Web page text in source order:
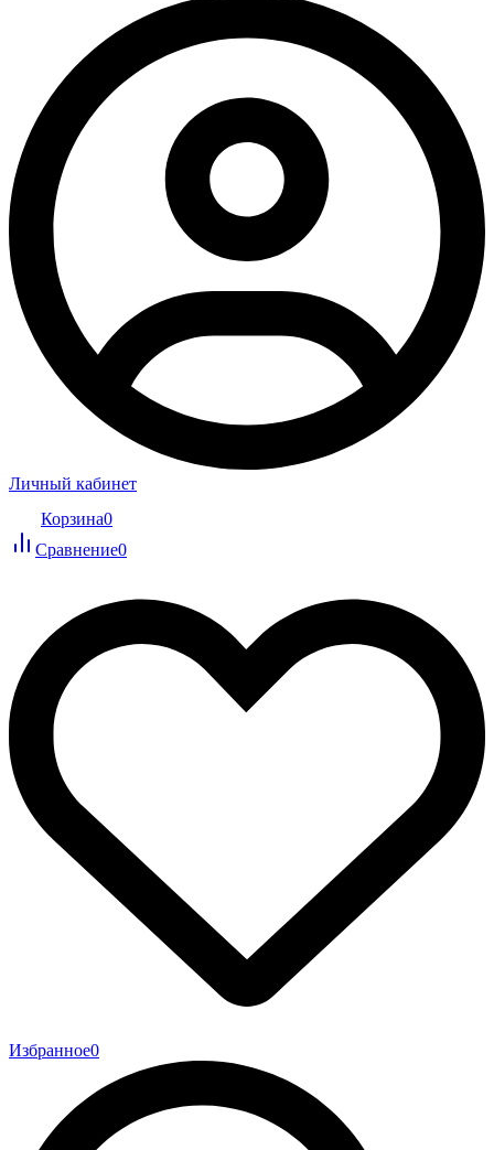
Личный кабинет
Корзина0
Сравнение0
Избранное0